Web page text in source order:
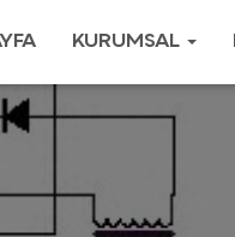
KURUMSAL